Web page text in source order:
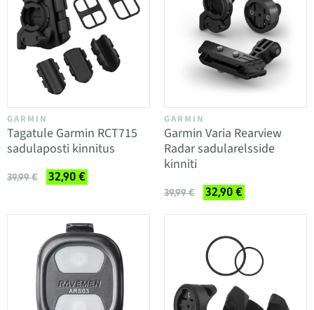
GARMIN
Tagatule Garmin RCT715
sadulaposti kinnitus
39,99 € 32,90 €
GARMIN
Garmin Varia Rearview
Radar sadularelsside
kinniti
39,99 € 32,90 €